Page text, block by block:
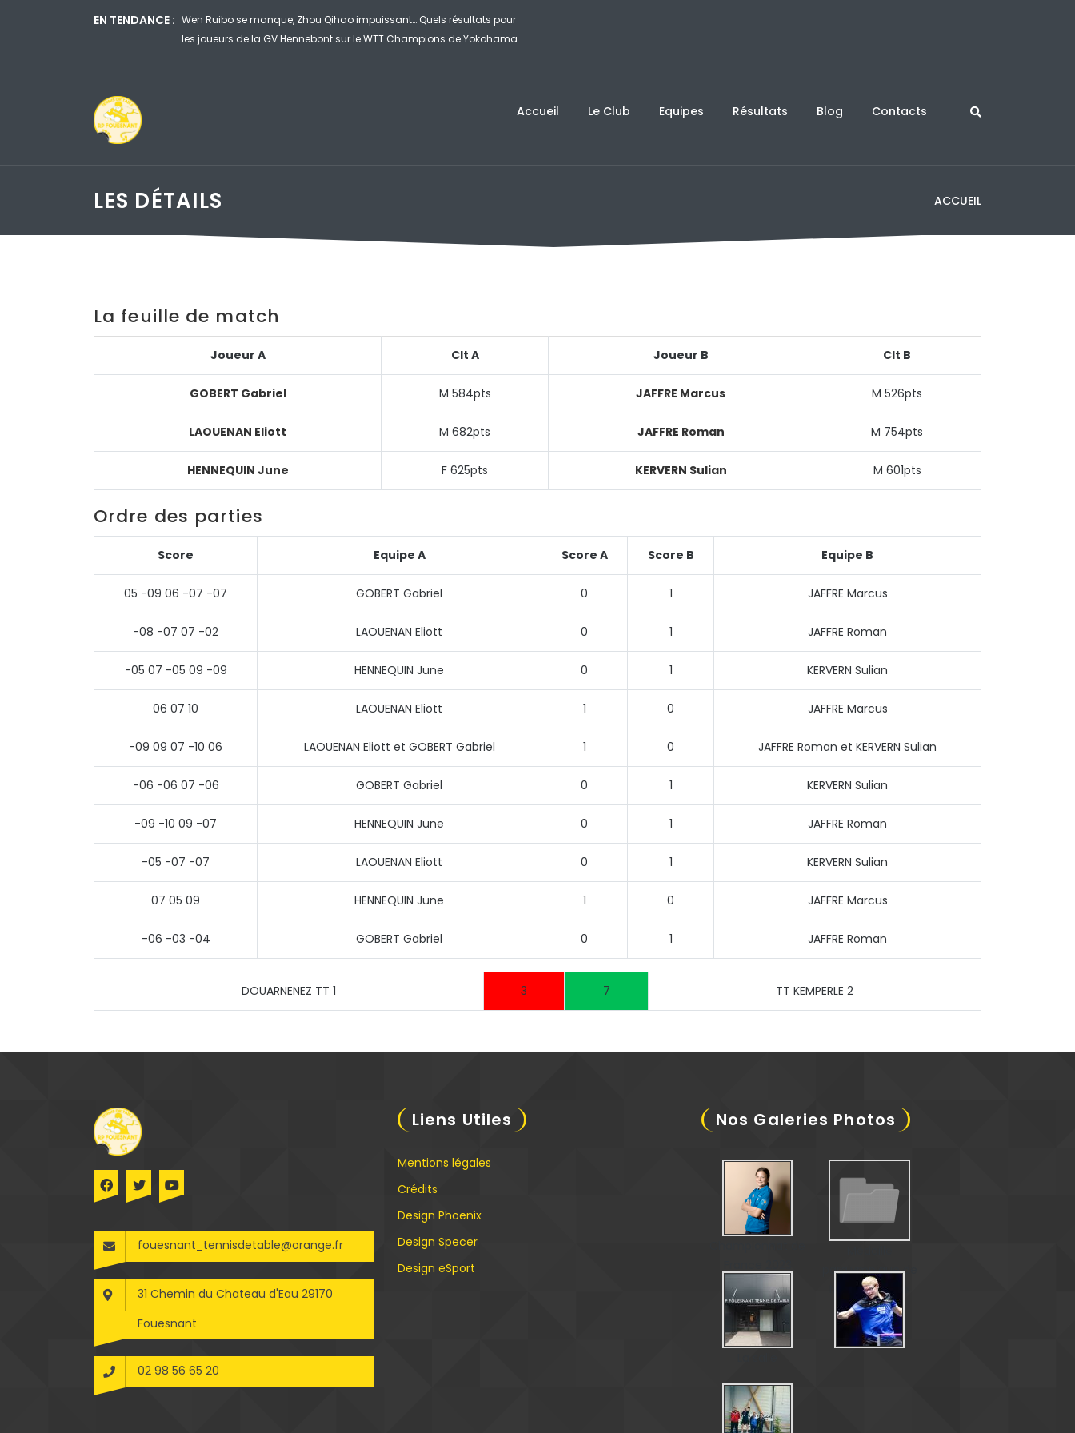
EN TENDANCE :
éliminé au premier tour du WTT Wen Ruibo se manque, Zhou Qihao impuissant… Quels résultats pour
les joueurs de la GV Hennebont sur le WTT Champions de Yokohama
Accueil Le Club Equipes Résultats Blog Contacts
LES DÉTAILS ACCUEIL
La feuille de match
Joueur A Clt A Joueur B Clt B
GOBERT Gabriel M 584pts JAFFRE Marcus M 526pts
LAOUENAN Eliott M 682pts JAFFRE Roman M 754pts
HENNEQUIN June F 625pts KERVERN Sulian M 601pts
Ordre des parties
Score Equipe A Score A Score B Equipe B
05 -09 06 -07 -07 GOBERT Gabriel 0 1 JAFFRE Marcus
-08 -07 07 -02 LAOUENAN Eliott 0 1 JAFFRE Roman
-05 07 -05 09 -09 HENNEQUIN June 0 1 KERVERN Sulian
06 07 10 LAOUENAN Eliott 1 0 JAFFRE Marcus
-09 09 07 -10 06 LAOUENAN Eliott et GOBERT Gabriel 1 0 JAFFRE Roman et KERVERN Sulian
-06 -06 07 -06 GOBERT Gabriel 0 1 KERVERN Sulian
-09 -10 09 -07 HENNEQUIN June 0 1 JAFFRE Roman
-05 -07 -07 LAOUENAN Eliott 0 1 KERVERN Sulian
07 05 09 HENNEQUIN June 1 0 JAFFRE Marcus
-06 -03 -04 GOBERT Gabriel 0 1 JAFFRE Roman
DOUARNENEZ TT 1 3 7 TT KEMPERLE 2
fouesnant_tennisdetable@orange.fr
31 Chemin du Chateau d'Eau 29170
Fouesnant
02 98 56 65 20
Liens Utiles
Mentions légales
Crédits
Design Phoenix
Design Specer
Design eSport
Nos Galeries Photos
paralympique de
Matéo Bohéas